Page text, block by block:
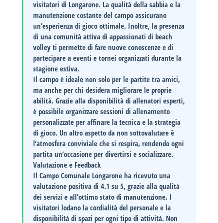
visitatori di Longarone. La qualità della sabbia e la
manutenzione costante del campo assicurano
un’esperienza di gioco ottimale. Inoltre, la presenza
di una comunità attiva di appassionati di beach
volley ti permette di fare nuove conoscenze e di
partecipare a eventi e tornei organizzati durante la
stagione estiva.
Il campo è ideale non solo per le partite tra amici,
ma anche per chi desidera migliorare le proprie
abilità. Grazie alla disponibilità di allenatori esperti,
è possibile organizzare sessioni di allenamento
personalizzate per affinare la tecnica e la strategia
di gioco. Un altro aspetto da non sottovalutare è
l’atmosfera conviviale che si respira, rendendo ogni
partita un’occasione per divertirsi e socializzare.
Valutazione e Feedback
Il Campo Comunale Longarone ha ricevuto una
valutazione positiva di4.1 su 5, grazie alla qualità
dei servizi e all’ottimo stato di manutenzione. I
visitatori lodano la cordialità del personale e la
disponibilità di spazi per ogni tipo di attività. Non